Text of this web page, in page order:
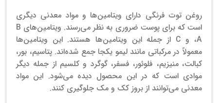
روغن توت فرنگی دارای ویتامین‌ها و مواد معدنی دیگری
است که برای پوست ضروری به نظر می‌رسند. ویتامین‌های B
،A و C از جمله این ویتامین‌ها هستند. این ویتامین‌ها
معمولاً در مرکباتی مانند لیمو یکجا جمع شده‌اند. پتاسیم، بور،
کبالت، منیزیم، فلوئور، فسفر، گوگرد و کلسیم از جمله دیگر
موادی است که در این محصول دیده می‌شود. این مواد
معدنی می‌توانند از بروز کک و مک جلوگیری کنند.